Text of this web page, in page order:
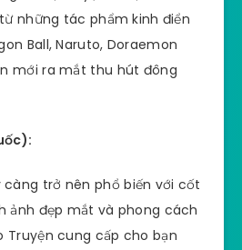
những tác phẩm kinh điển
Ball, Naruto, Doraemon
mới ra mắt thu hút đông
càng trở nên phổ biến với cốt
ảnh đẹp mắt và phong cách
Truyện cung cấp cho bạn